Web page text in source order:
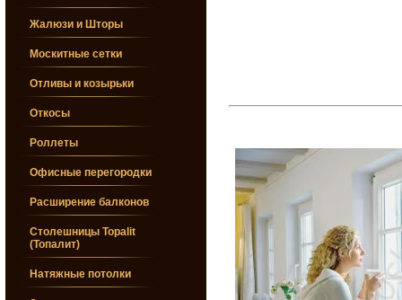
Жалюзи и Шторы
Москитные сетки
Отливы и козырьки
Откосы
Роллеты
Офисные перегородки
Расширение балконов
Столешницы Topalit
(Топалит)
Натяжные потолки